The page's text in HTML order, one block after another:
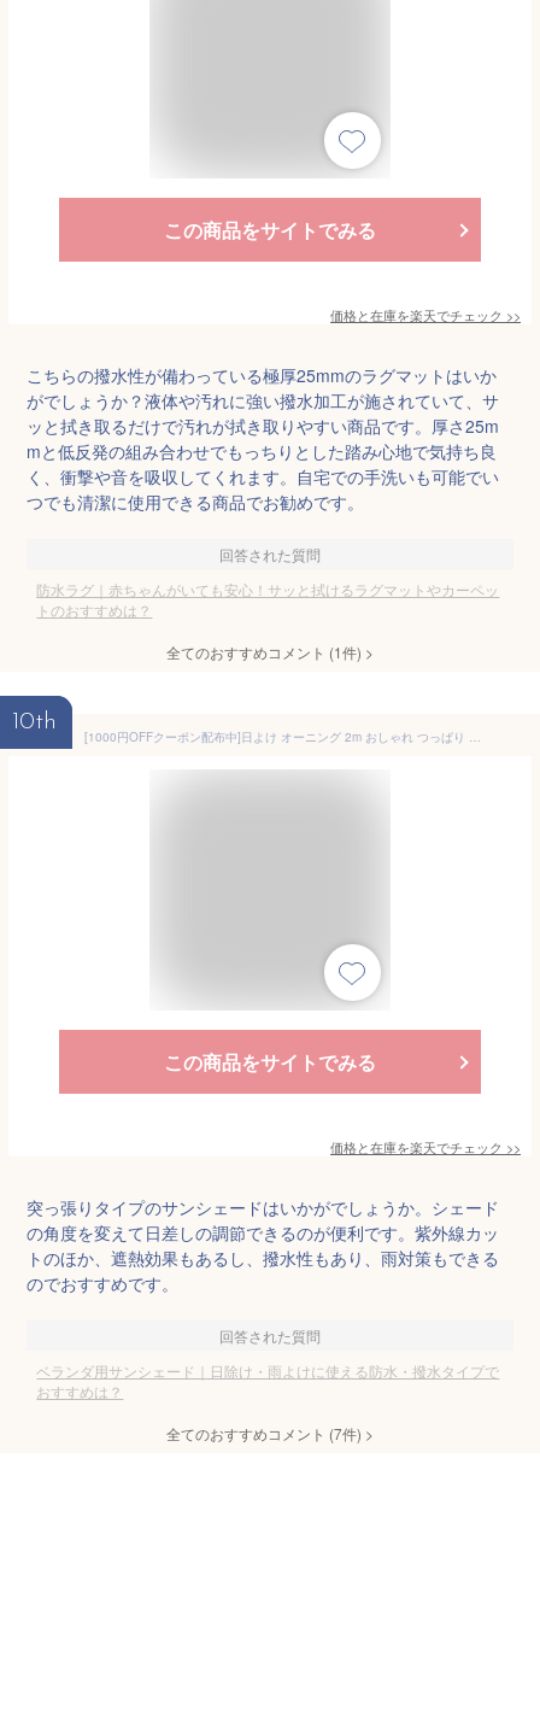
この商品をサイトでみる
価格と在庫を楽天でチェック >>
こちらの撥水性が備わっている極厚25mmのラグマットはいか
がでしょうか？液体や汚れに強い撥水加工が施されていて、サ
ッと拭き取るだけで汚れが拭き取りやすい商品です。厚さ25m
mと低反発の組み合わせでもっちりとした踏み心地で気持ち良
く、衝撃や音を吸収してくれます。自宅での手洗いも可能でい
つでも清潔に使用できる商品でお勧めです。
回答された質問
防水ラグ｜赤ちゃんがいても安心！サッと拭けるラグマットやカーペッ
トのおすすめは？
全てのおすすめコメント (1件) >
10th
[1000円OFFクーポン配布中]日よけ オーニング 2m おしゃれ つっぱり オーニングテント 突っ張り サンシェード 日除け ベランダ テラス 賃貸 戸建て マンション 紫外線カット すだれ 日陰 かわいい ウッドデッキ 目隠し ブラウン グレー ストライプ CALME カルム C-F-3
この商品をサイトでみる
価格と在庫を楽天でチェック >>
突っ張りタイプのサンシェードはいかがでしょうか。シェード
の角度を変えて日差しの調節できるのが便利です。紫外線カッ
トのほか、遮熱効果もあるし、撥水性もあり、雨対策もできる
のでおすすめです。
回答された質問
ベランダ用サンシェード｜日除け・雨よけに使える防水・撥水タイプで
おすすめは？
全てのおすすめコメント (7件) >